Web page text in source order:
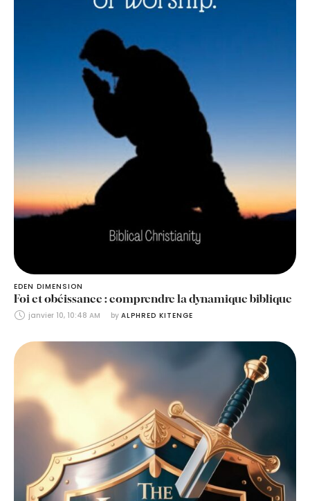
EDEN DIMENSION
Foi et obéissance : comprendre la dynamique biblique
janvier 10, 10:48 AM by ALPHRED KITENGE